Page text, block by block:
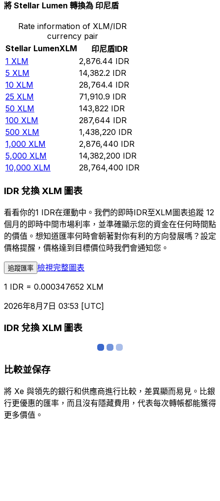
將 Stellar Lumen 轉換為 印尼盾
Rate information of XLM/IDR
currency pair
Stellar LumenXLM 印尼盾IDR
1 XLM 2,876.44 IDR
5 XLM 14,382.2 IDR
10 XLM 28,764.4 IDR
25 XLM 71,910.9 IDR
50 XLM 143,822 IDR
100 XLM 287,644 IDR
500 XLM 1,438,220 IDR
1,000 XLM 2,876,440 IDR
5,000 XLM 14,382,200 IDR
10,000 XLM 28,764,400 IDR
IDR 兌換 XLM 圖表
看看你的1 IDR在運動中。我們的即時IDR至XLM圖表追蹤 12
個月的即時中間市場利率，並準確顯示您的資金在任何時間點
的價值。想知道匯率何時會朝著對你有利的方向發展嗎？設定
價格提醒，價格達到目標價位時我們會通知您。
追蹤匯率 檢視完整圖表
1 IDR = 0.000347652 XLM
2026年8月7日 03:53 [UTC]
IDR 兌換 XLM 圖表
比較並保存
將 Xe 與領先的銀行和供應商進行比較，差異顯而易見。比銀
行更優惠的匯率，而且沒有隱藏費用，代表每次轉帳都能獲得
更多價值。